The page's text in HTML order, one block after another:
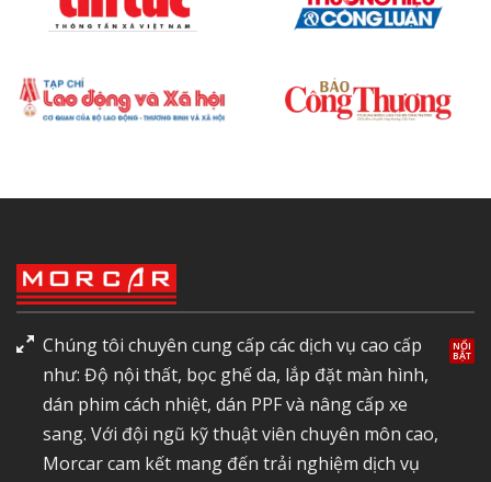
Chúng tôi chuyên cung cấp các dịch vụ cao cấp
như: Độ nội thất, bọc ghế da, lắp đặt màn hình,
dán phim cách nhiệt, dán PPF và nâng cấp xe
sang. Với đội ngũ kỹ thuật viên chuyên môn cao,
Morcar cam kết mang đến trải nghiệm dịch vụ